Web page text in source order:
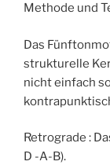
Methode und
Das
strukturelle
nicht einfach
Retrograde :
D -A-B).